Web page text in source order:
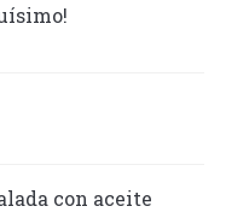
con aceite